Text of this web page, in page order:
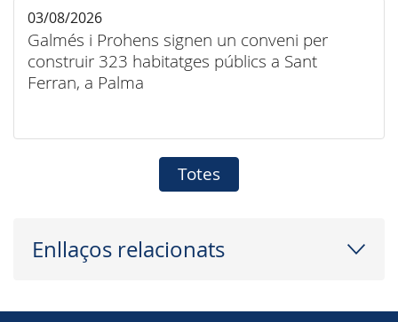
Galmés i Prohens signen un conveni per
construir 323 habitatges públics a Sant
Ferran, a Palma
03/08/2026
Totes
Enllaços relacionats